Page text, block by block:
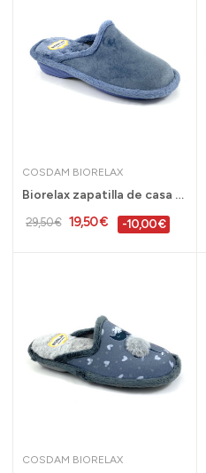
COSDAM BIORELAX
Biorelax zapatilla de casa con cuña azul para...
29,50 € 19,50 € -10,00 €
COSDAM BIORELAX